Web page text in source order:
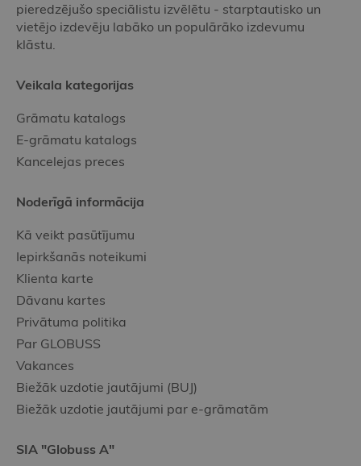
pieredzējušo speciālistu izvēlētu - starptautisko un
vietējo izdevēju labāko un populārāko izdevumu
klāstu.
Veikala kategorijas
Grāmatu katalogs
E-grāmatu katalogs
Kancelejas preces
Noderīgā informācija
Kā veikt pasūtījumu
Iepirkšanās noteikumi
Klienta karte
Dāvanu kartes
Privātuma politika
Par GLOBUSS
Vakances
Biežāk uzdotie jautājumi (BUJ)
Biežāk uzdotie jautājumi par e-grāmatām
SIA "Globuss A"